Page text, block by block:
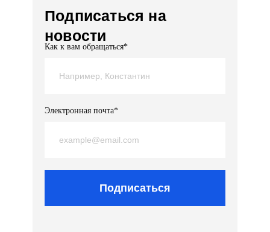
Подписаться на
новости
Как к вам обращаться*
Электронная почта*
Подписаться